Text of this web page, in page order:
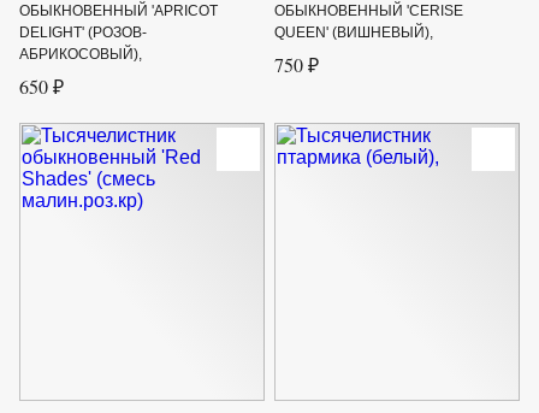
ОБЫКНОВЕННЫЙ 'APRICOT
DELIGHT' (РОЗОВ-
АБРИКОСОВЫЙ),
650 ₽
ОБЫКНОВЕННЫЙ 'CERISE
QUEEN' (ВИШНЕВЫЙ),
750 ₽